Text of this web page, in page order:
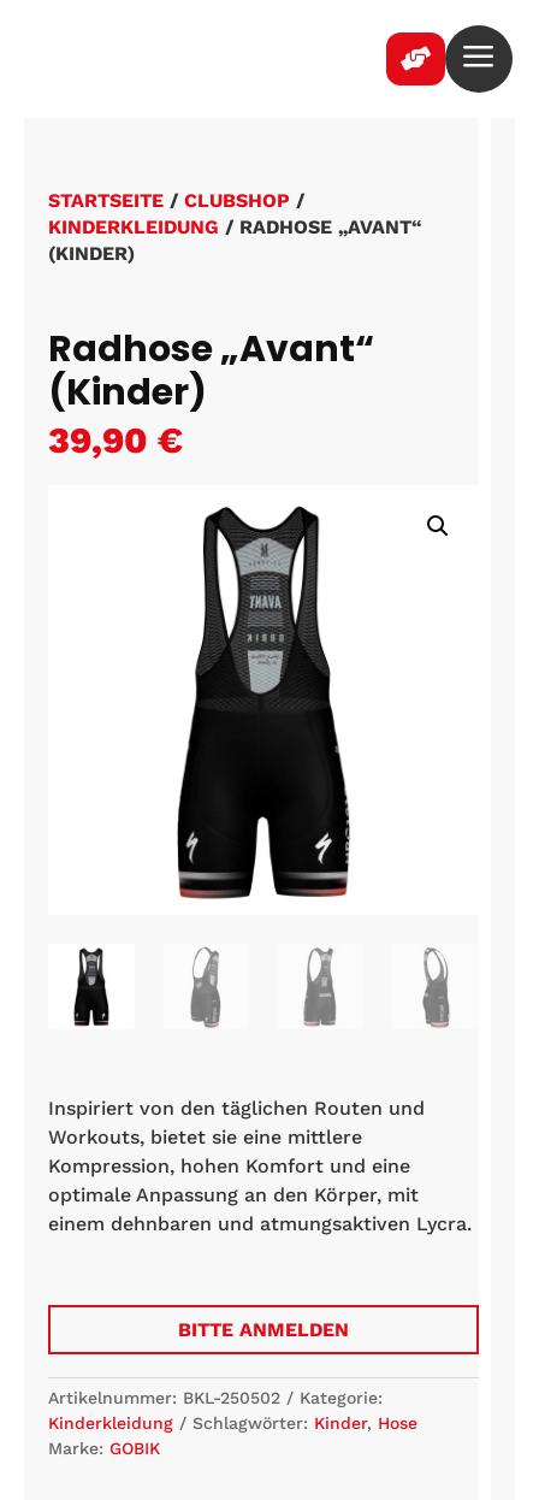
 a
STARTSEITE /CLUBSHOP /
KINDERKLEIDUNG / RADHOSE „AVANT“
(KINDER)
Radhose „Avant“
(Kinder)
39,90€
Inspiriert von den täglichen Routen und
Workouts, bietet sie eine mittlere
Kompression, hohen Komfort und eine
optimale Anpassung an den Körper, mit
einem dehnbaren und atmungsaktiven Lycra.
BITTE ANMELDEN
Artikelnummer: BKL-250502
Kategorie:
Kinderkleidung
Schlagwörter: Kinder, Hose
Marke:GOBIK